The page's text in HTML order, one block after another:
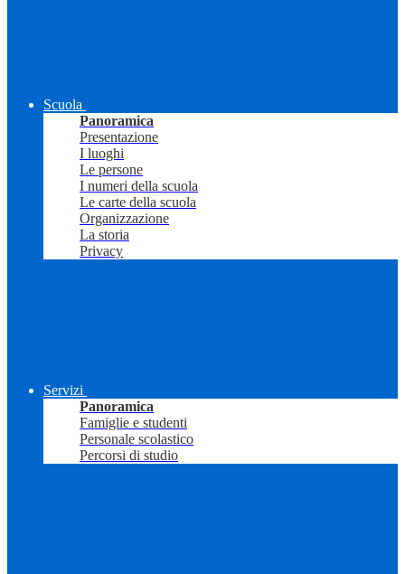
Scuola
Panoramica
Presentazione
I luoghi
Le persone
I numeri della scuola
Le carte della scuola
Organizzazione
La storia
Privacy
Servizi
Panoramica
Famiglie e studenti
Personale scolastico
Percorsi di studio